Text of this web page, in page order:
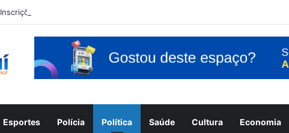
Inscrições para o concurso Unificado do Piauí encerram amanhã
Esportes Polícia Política Saúde Cultura Economia